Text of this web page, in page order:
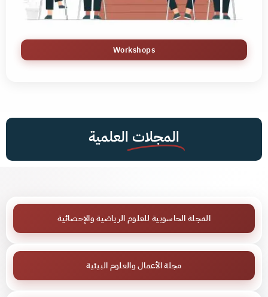
Workshops
المجلات العلمية
المجلة الحاسوبية للعلوم الرياضية والإحصائية
مجلة الأعمال والعلوم البيئية